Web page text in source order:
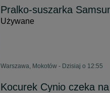
Pralko-suszarka
Używane
Warszawa, Mokotów - Dzisiaj o 12:55
Kocurek Cynio czeka